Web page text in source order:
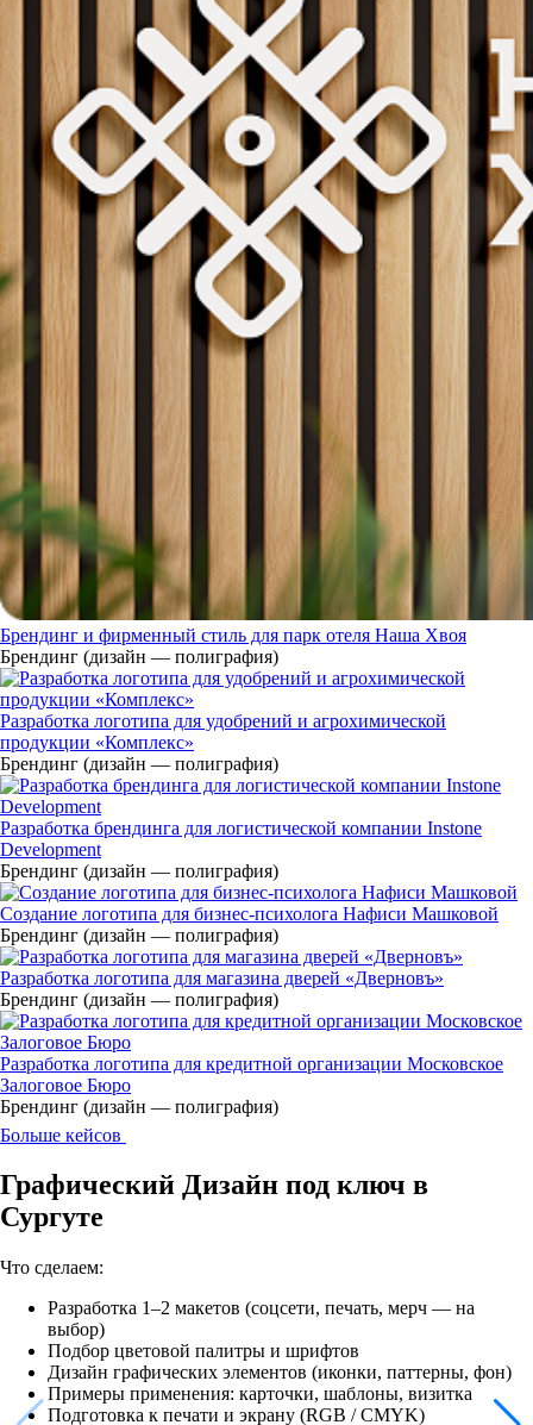
Брендинг и фирменный стиль для парк отеля Наша Хвоя
Брендинг (дизайн — полиграфия)
Разработка логотипа для удобрений и агрохимической
продукции «Комплекс»
Брендинг (дизайн — полиграфия)
Разработка брендинга для логистической компании Instone
Development
Брендинг (дизайн — полиграфия)
Создание логотипа для бизнес-психолога Нафиси Машковой
Брендинг (дизайн — полиграфия)
Разработка логотипа для магазина дверей «Дверновъ»
Брендинг (дизайн — полиграфия)
Разработка логотипа для кредитной организации Московское
Залоговое Бюро
Брендинг (дизайн — полиграфия)
Больше кейсов
Графический Дизайн под ключ в
Сургуте
Что сделаем:
Разработка 1–2 макетов (соцсети, печать, мерч — на
выбор)
Подбор цветовой палитры и шрифтов
Дизайн графических элементов (иконки, паттерны, фон)
Примеры применения: карточки, шаблоны, визитка
Подготовка к печати и экрану (RGB / CMYK)